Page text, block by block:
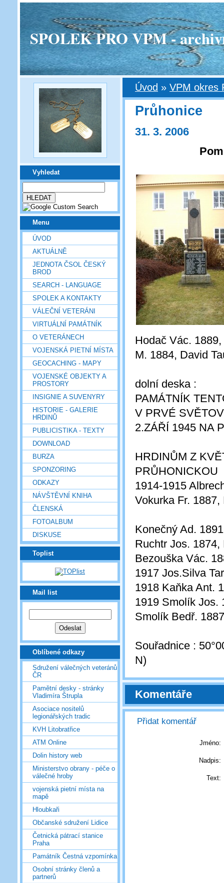
SPOLEK PRO VPM -
Vyhledat
Menu
ÚVOD
AKTUÁLNĚ
JEDNOTA ČSOL ČESKÝ
BROD
SEARCH - LANGUAGE
SPOLEK A KONTAKTY
VÁLEČNÍ VETERÁNI
VIRTUÁLNÍ PAMÁTNÍK
O VETERÁNECH
VOJENSKÁ PIETNÍ MÍSTA
GEOCACHING - MAPY
VOJENSKÉ OBJEKTY A
PROSTORY
INSIGNIE A SUVENYRY
HISTORIE - GALERIE
HRDINŮ
PUBLICISTIKA - TEXTY
DOWNLOAD
BURZA
SPONZORING
ODKAZY
NÁVŠTĚVNÍ KNIHA
ČLENSKÁ
FOTOALBUM
DISKUSE
Toplist
Mail list
Oblíbené odkazy
Sdružení válečných veteránů
ČR
Pamětní desky - stránky
Vladimíra Štrupla
Asociace nositelů
legionářských tradic
KVH Litobratřice
ATM Online
Dolin history web
Ministerstvo obrany - péče o
válečné hroby
vojenská pietní místa na
mapě
Hloubkaři
Občanské sdružení Lidice
Četnická pátrací stanice
Praha
Památník Čestná vzpomínka
Osobní stránky členů a
partnerů
Úvod » VPM okres
Průhonice
31. 3. 2006
Hodač Vác.
M. 1884, David
dolní deska :
PAMÁTNÍK
V PRVÉ
2.ZÁŘÍ 1945 NA
HRDINŮM Z
PRŮHONICKOU
1914-1915
Vokurka Fr.
Konečný Ad.
Ruchtr Jos.
Bezouška Vác.
1917 Jos.Silva
1918 Kaňka Ant.
1919 Smolík Jos.
Smolík Bedř.
Souřadnice :
N)
Komentáře
Přidat komentář
Jméno:
Nadpis:
Text: